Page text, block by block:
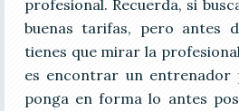
profesional. Recuerda, si
buenas tarifas, pero antes
tienes que mirar la
es encontrar un entrenador
ponga en forma lo antes